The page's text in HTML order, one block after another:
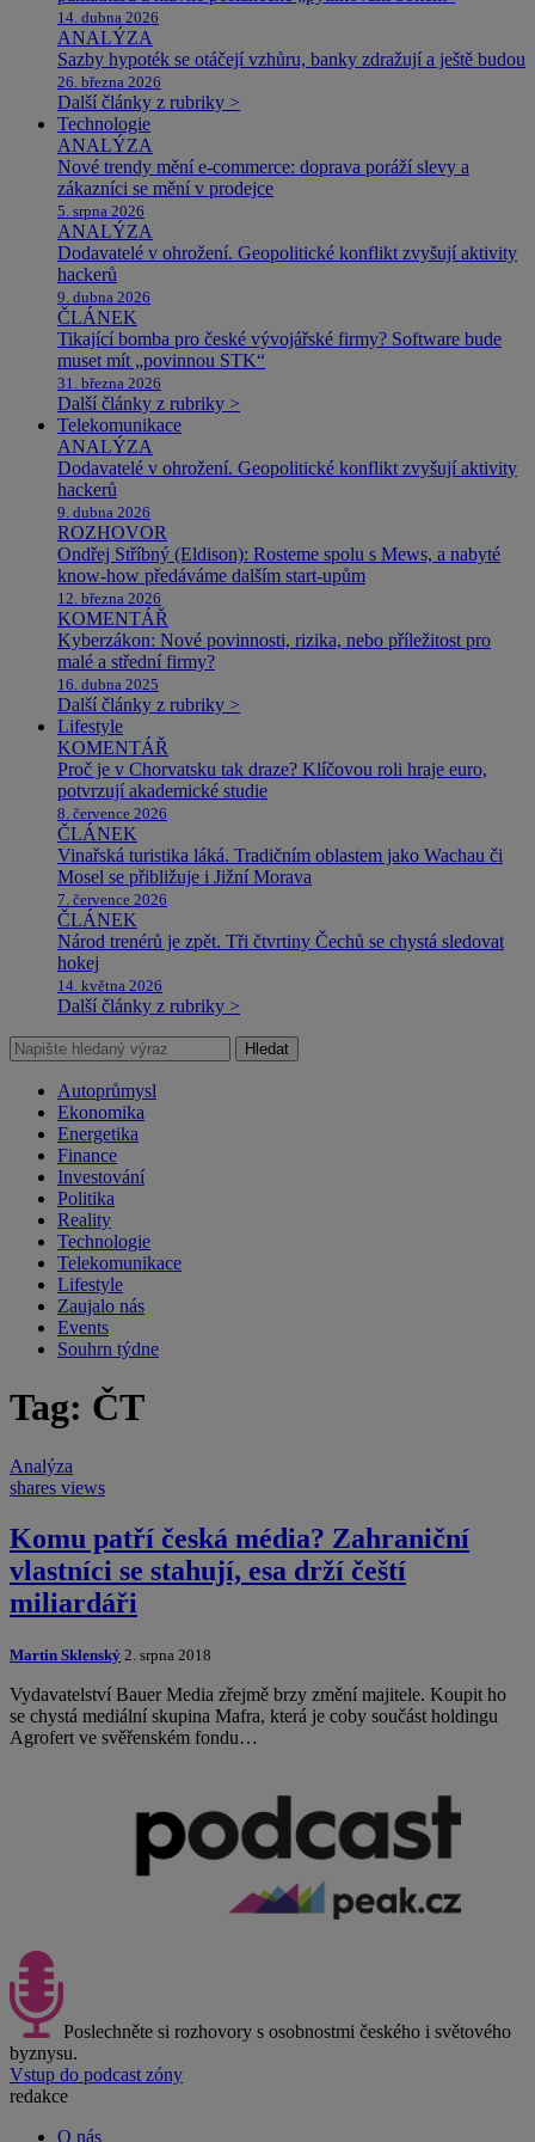
14. dubna 2026
ANALÝZA
Sazby hypoték se otáčejí vzhůru, banky zdražují a ještě budou
26. března 2026
Další články z rubriky >
Technologie
ANALÝZA
Nové trendy mění e-commerce: doprava poráží slevy a
zákazníci se mění v prodejce
5. srpna 2026
ANALÝZA
Dodavatelé v ohrožení. Geopolitické konflikt zvyšují aktivity
hackerů
9. dubna 2026
ČLÁNEK
Tikající bomba pro české vývojářské firmy? Software bude
muset mít „povinnou STK“
31. března 2026
Další články z rubriky >
Telekomunikace
ANALÝZA
Dodavatelé v ohrožení. Geopolitické konflikt zvyšují aktivity
hackerů
9. dubna 2026
ROZHOVOR
Ondřej Stříbný (Eldison): Rosteme spolu s Mews, a nabyté
know-how předáváme dalším start-upům
12. března 2026
KOMENTÁŘ
Kyberzákon: Nové povinnosti, rizika, nebo příležitost pro
malé a střední firmy?
16. dubna 2025
Další články z rubriky >
Lifestyle
KOMENTÁŘ
Proč je v Chorvatsku tak draze? Klíčovou roli hraje euro,
potvrzují akademické studie
8. července 2026
ČLÁNEK
Vinařská turistika láká. Tradičním oblastem jako Wachau či
Mosel se přibližuje i Jižní Morava
7. července 2026
ČLÁNEK
Národ trenérů je zpět. Tři čtvrtiny Čechů se chystá sledovat
hokej
14. května 2026
Další články z rubriky >
Hledat
Autoprůmysl
Ekonomika
Energetika
Finance
Investování
Politika
Reality
Technologie
Telekomunikace
Lifestyle
Zaujalo nás
Events
Souhrn týdne
Tag: ČT
Analýza
shares views
Komu patří česká média? Zahraniční
vlastníci se stahují, esa drží čeští
miliardáři
Martin Sklenský 2. srpna 2018
Vydavatelství Bauer Media zřejmě brzy změní majitele. Koupit ho
se chystá mediální skupina Mafra, která je coby součást holdingu
Agrofert ve svěřenském fondu…
Poslechněte si rozhovory s osobnostmi českého i světového
byznysu.
Vstup do podcast zóny
redakce
O nás